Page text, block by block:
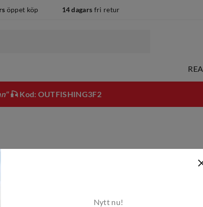
öppet köp 14 dagars fri retur
REA
🎣 Kod: OUTFISHING3F2
Nytt nu!